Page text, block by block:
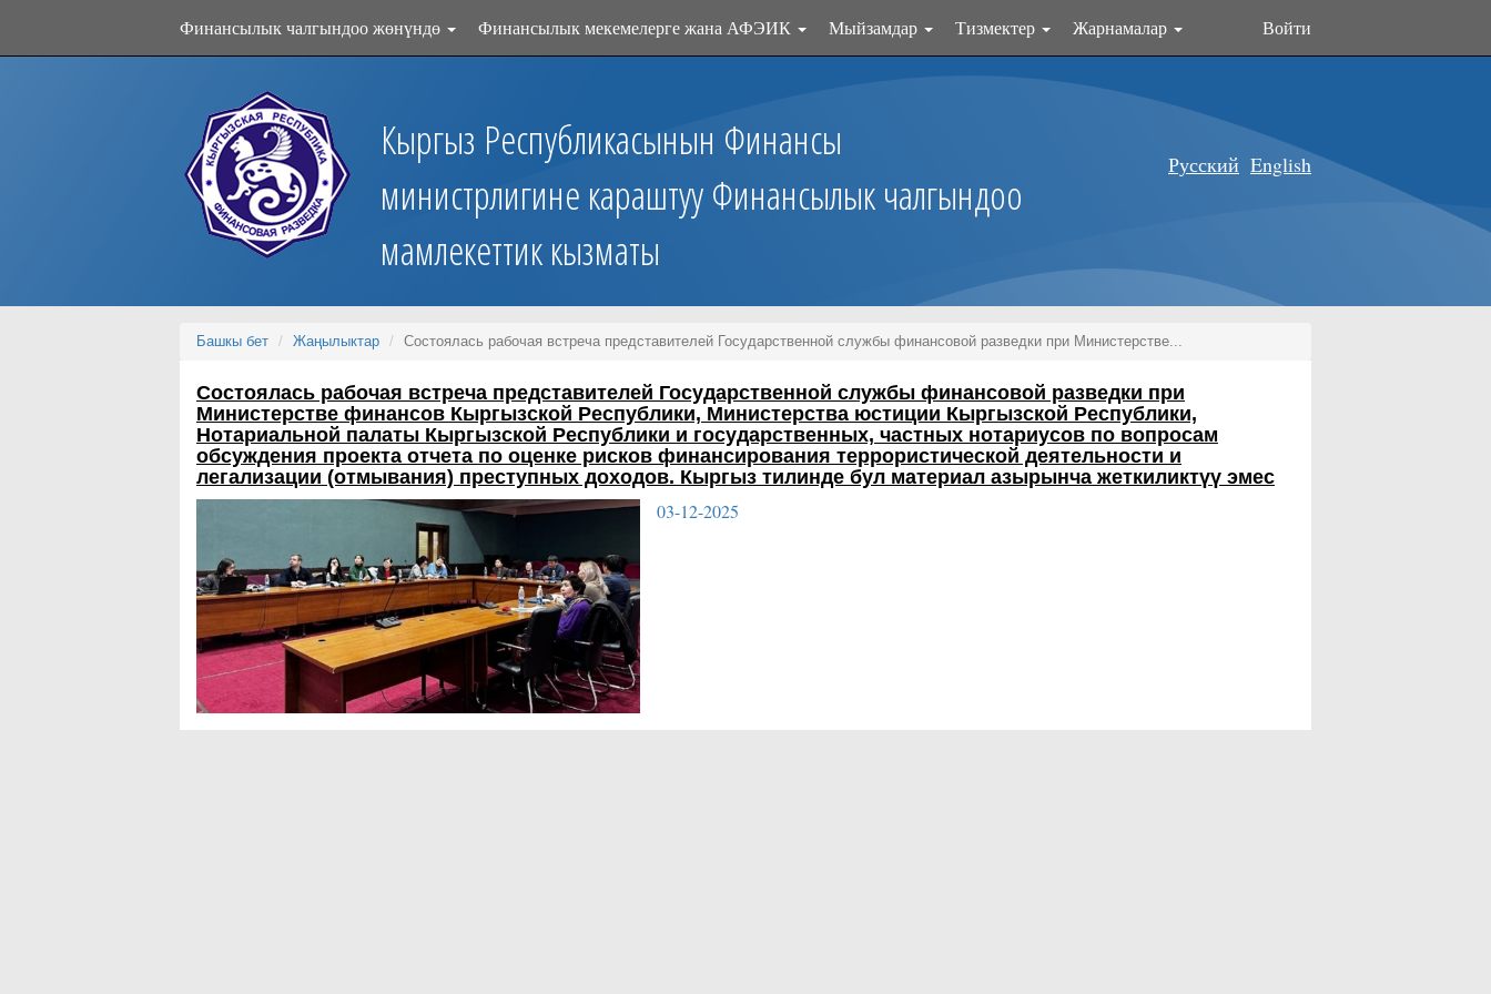
Финансылык чалгындоо жөнүндө Финансылык мекемелерге жана АФЭИК Мыйзамдар Тизмектер Жарнамалар Войти
Кыргыз Республикасынын Финансы
министрлигине караштуу Финансылык чалгындоо
мамлекеттик кызматы
Русский English
Башкы бет Жаңылыктар Состоялась рабочая встреча представителей Государственной службы финансовой разведки при Министерстве...
Состоялась рабочая встреча представителей Государственной службы финансовой разведки при
Министерстве финансов Кыргызской Республики, Министерства юстиции Кыргызской Республики,
Нотариальной палаты Кыргызской Республики и государственных, частных нотариусов по вопросам
обсуждения проекта отчета по оценке рисков финансирования террористической деятельности и
легализации (отмывания) преступных доходов. Кыргыз тилинде бул материал азырынча жеткиликтүү эмес
03-12-2025